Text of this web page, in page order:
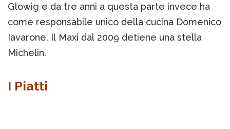
Glowig e da tre anni a questa parte invece ha
come responsabile unico della cucina Domenico
Iavarone. Il Maxi dal 2009 detiene una stella
Michelin.
I Piatti